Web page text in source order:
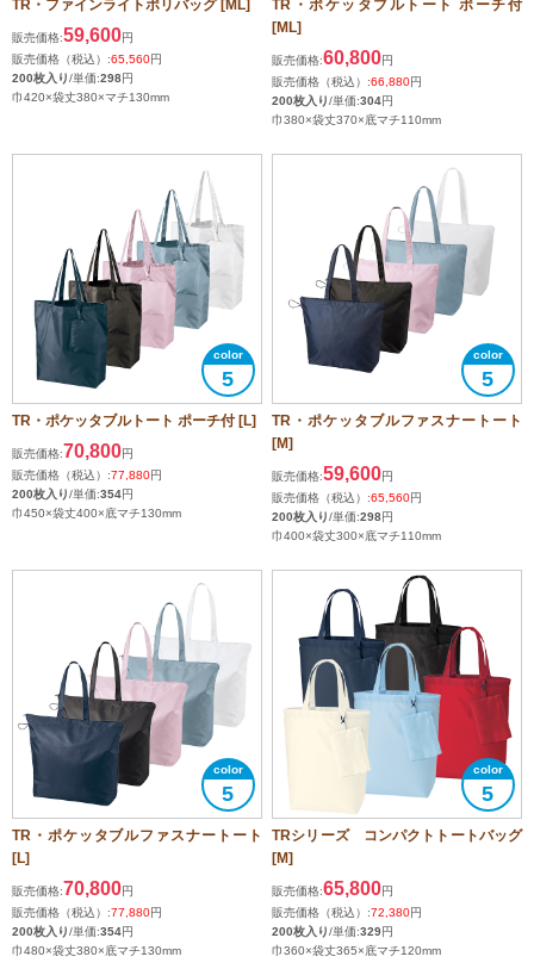
TR・ファインライトポリバッグ [ML]
販売価格:59,600円
販売価格（税込）:65,560円
200枚入り/単価:298円
巾420×袋丈380×マチ130mm
TR・ポケッタブルトート ポーチ付
[ML]
販売価格:60,800円
販売価格（税込）:66,880円
200枚入り/単価:304円
巾380×袋丈370×底マチ110mm
5
TR・ポケッタブルトート ポーチ付 [L]
販売価格:70,800円
販売価格（税込）:77,880円
200枚入り/単価:354円
巾450×袋丈400×底マチ130mm
5
TR・ポケッタブルファスナートート
[M]
販売価格:59,600円
販売価格（税込）:65,560円
200枚入り/単価:298円
巾400×袋丈300×底マチ110mm
5
TR・ポケッタブルファスナートート
[L]
販売価格:70,800円
販売価格（税込）:77,880円
200枚入り/単価:354円
巾480×袋丈380×底マチ130mm
5
TRシリーズ コンパクトトートバッグ
[M]
販売価格:65,800円
販売価格（税込）:72,380円
200枚入り/単価:329円
巾360×袋丈365×底マチ120mm